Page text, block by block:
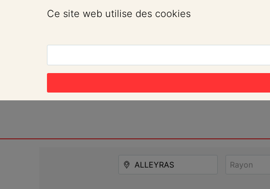
Ce site web utilise des cookies